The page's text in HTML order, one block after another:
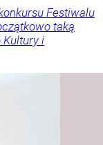
Festiwalu
taką
Kultury i